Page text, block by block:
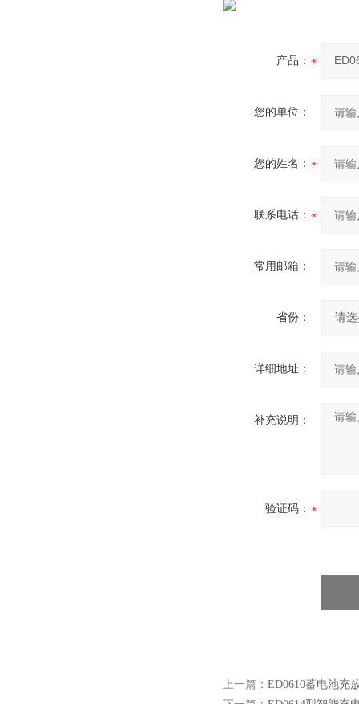
产品：
您的单位：
您的姓名：
联系电话：
常用邮箱：
省份：
详细地址：
补充说明：
验证码：
上一篇： ED0610蓄电池充